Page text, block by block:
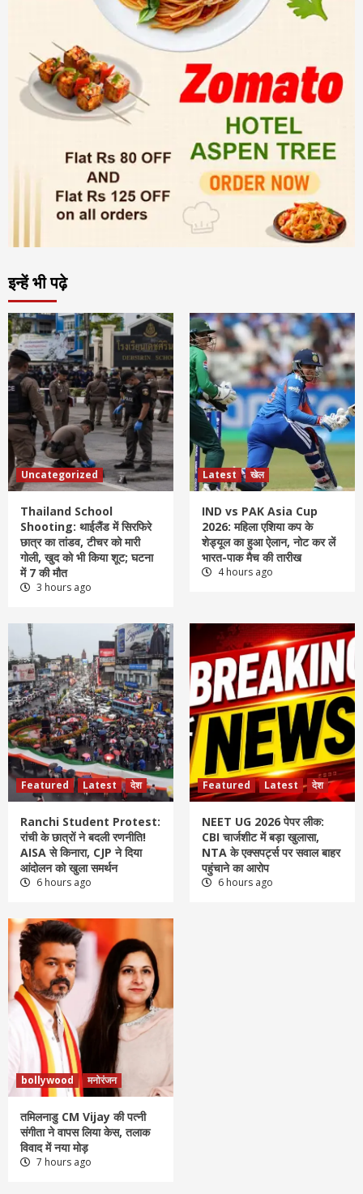
इन्हें भी पढ़े
Uncategorized
Thailand School
Shooting: थाईलैंड में सिरफिरे
छात्र का तांडव, टीचर को मारी
गोली, खुद को भी किया शूट; घटना
में 7 की मौत
3 hours ago
Latest खेल
IND vs PAK Asia Cup
2026: महिला एशिया कप के
शेड्यूल का हुआ ऐलान, नोट कर लें
भारत-पाक मैच की तारीख
4 hours ago
Featured Latest देश
Ranchi Student Protest:
रांची के छात्रों ने बदली रणनीति!
AISA से किनारा, CJP ने दिया
आंदोलन को खुला समर्थन
6 hours ago
Featured Latest देश
NEET UG 2026 पेपर लीक:
CBI चार्जशीट में बड़ा खुलासा,
NTA के एक्सपर्ट्स पर सवाल बाहर
पहुंचाने का आरोप
6 hours ago
bollywood मनोरंजन
तमिलनाडु CM Vijay की पत्नी
संगीता ने वापस लिया केस, तलाक
विवाद में नया मोड़
7 hours ago